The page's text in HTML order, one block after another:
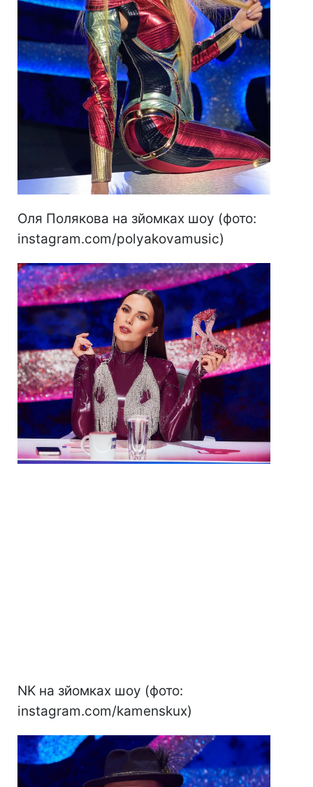
Оля Полякова на зйомках шоу (фото:
instagram.com/polyakovamusic)
NK на зйомках шоу (фото:
instagram.com/kamenskux)